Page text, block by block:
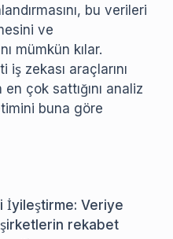
bu verileri
ve
mümkün kılar.
zekası araçlarını
çok sattığını analiz
buna göre
İyileştirme: Veriye
rekabet